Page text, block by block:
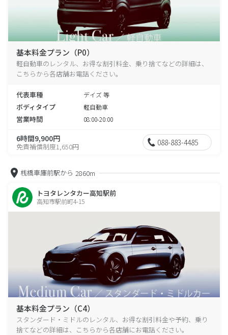
基本料金プラン（P0）
軽自動車のレンタル、お得な割引料金、乗り捨てなどの詳細は、
こちらから各店舗お電話ください。
代表車種 デイズ 等
ボディタイプ 軽自動車
営業時間 08:00-20:00
6時間9,900円
免責補償制度1,650円 088-883-4485
桟橋車庫前駅から 2860m
トヨタレンタカー高知駅前
高知市駅前町4-15
基本料金プラン（C4）
スタンダード・ミドルのレンタル、お得な割引料金や予約、乗り
捨てなどの詳細は、こちらから各店舗にお電話ください。